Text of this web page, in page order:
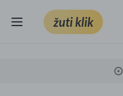
žuti klik